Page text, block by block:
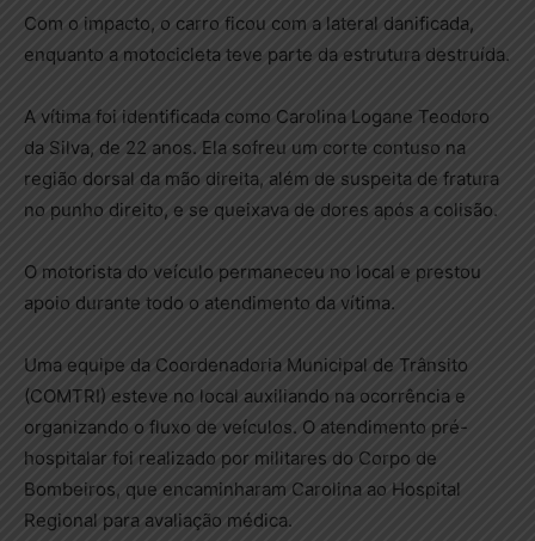
Com o impacto, o carro ficou com a lateral danificada,
enquanto a motocicleta teve parte da estrutura destruída.
A vítima foi identificada como Carolina Logane Teodoro
da Silva, de 22 anos. Ela sofreu um corte contuso na
região dorsal da mão direita, além de suspeita de fratura
no punho direito, e se queixava de dores após a colisão.
O motorista do veículo permaneceu no local e prestou
apoio durante todo o atendimento da vítima.
Uma equipe da Coordenadoria Municipal de Trânsito
(COMTRI) esteve no local auxiliando na ocorrência e
organizando o fluxo de veículos. O atendimento pré-
hospitalar foi realizado por militares do Corpo de
Bombeiros, que encaminharam Carolina ao Hospital
Regional para avaliação médica.